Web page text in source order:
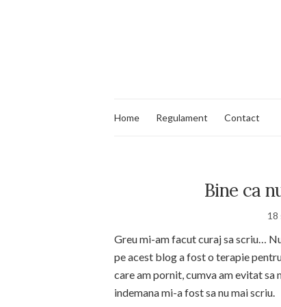
Home Regulament Contact
Bine ca
18
Greu mi-am facut curaj sa scriu…
pe acest blog a fost o terapie
care am pornit, cumva am evitat
indemana mi-a fost sa nu mai scriu.